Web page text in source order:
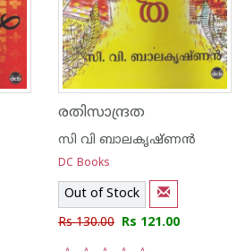
രതിസാന്ദ്രത
സി വി ബാലകൃഷ്‌ണന്‍
DC Books
Out of Stock
Rs 130.00 Rs 121.00